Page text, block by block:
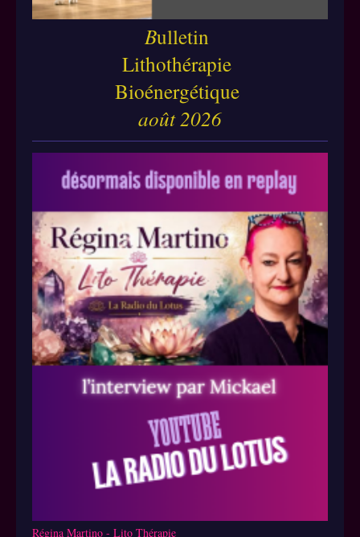
Bulletin
Lithothérapie
Bioénergétique
août 2026
Régina Martino - Lito Thérapie